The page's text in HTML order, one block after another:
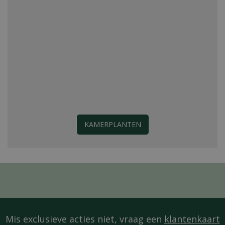
KAMERPLANTEN
Mis exclusieve acties niet, vraag een klantenkaart